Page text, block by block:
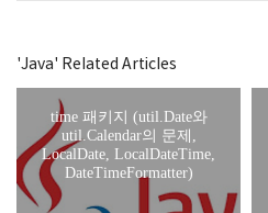
'Java' Related Articles
time 패키지 (util.Date와
util.Calendar의 문제,
LocalDate, LocalDateTime,
DateTimeFormatter)